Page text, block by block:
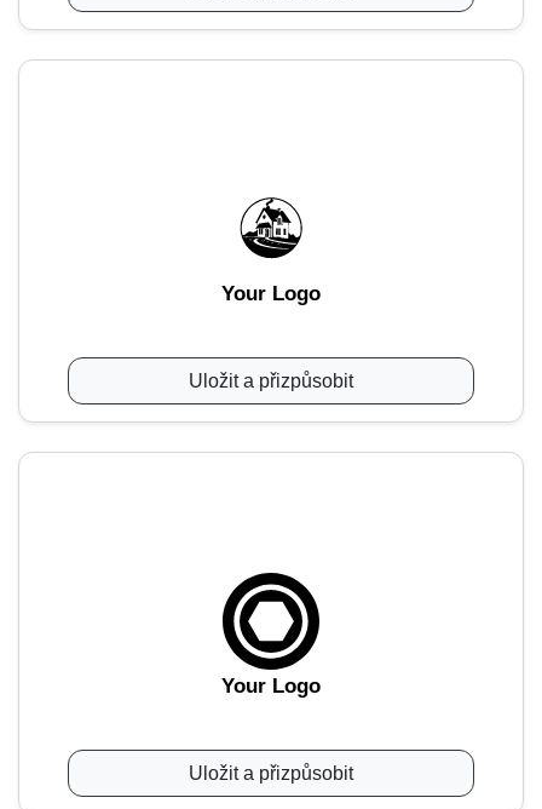
Your Logo
Uložit a přizpůsobit
Your Logo
Uložit a přizpůsobit